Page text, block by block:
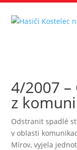
4/2007
z
Odstranit spadlé
v oblasti
Mírov, vyjela